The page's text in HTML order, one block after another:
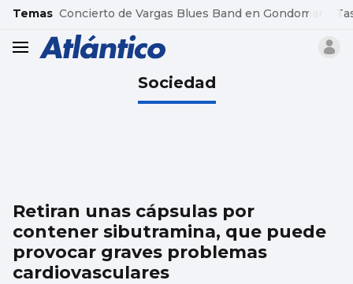
common.go-to-content
Temas Concierto de Vargas Blues Band en Gondomar
header.menu.open
Sociedad
Retiran unas cápsulas por
contener sibutramina, que puede
provocar graves problemas
cardiovasculares